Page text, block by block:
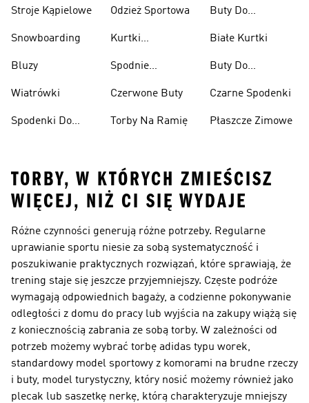
Stroje Kąpielowe
Snowboarding
Bluzy
Wiatrówki
Spodenki Do
Odzież Sportowa
Kurtki
Spodnie
Czerwone Buty
Torby Na Ramię
Buty Do
Ciężarów
Białe Kurtki
Buty Do
Czarne Spodenki
Płaszcze Zimowe
TORBY, W KTÓRYCH ZMIEŚCISZ
WIĘCEJ, NIŻ CI SIĘ WYDAJE
Różne czynności generują różne potrzeby. Regularne
uprawianie sportu niesie za sobą systematyczność i
poszukiwanie praktycznych rozwiązań, które sprawiają, że
trening staje się jeszcze przyjemniejszy. Częste podróże
wymagają odpowiednich bagaży, a codzienne pokonywanie
odległości z domu do pracy lub wyjścia na zakupy wiążą się
z koniecznością zabrania ze sobą torby. W zależności od
potrzeb możemy wybrać torbę adidas typu worek,
standardowy model sportowy z komorami na brudne rzeczy
i buty, model turystyczny, który nosić możemy również jako
plecak lub saszetkę nerkę, którą charakteryzuje mniejszy